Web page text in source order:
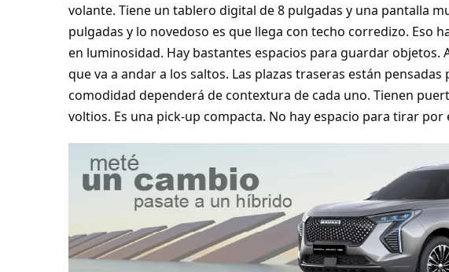
volante. Tiene un tablero digital de 8 pulgadas y una pantalla
pulgadas y lo novedoso es que llega con techo corredizo. Eso
en luminosidad. Hay bastantes espacios para guardar objetos.
que va a andar a los saltos. Las plazas traseras están pensadas
comodidad dependerá de contextura de cada uno. Tienen
voltios. Es una pick-up compacta. No hay espacio para tirar por